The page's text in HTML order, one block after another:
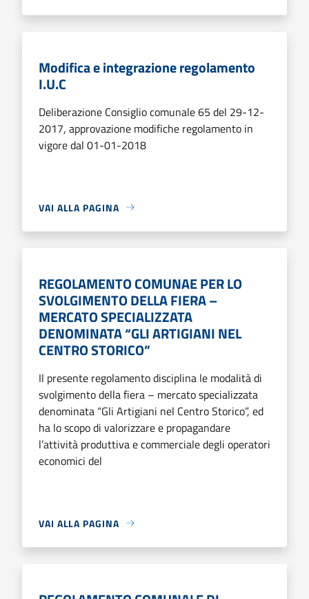
Modifica e integrazione regolamento
I.U.C
Deliberazione Consiglio comunale 65 del 29-12-
2017, approvazione modifiche regolamento in
vigore dal 01-01-2018
VAI ALLA PAGINA
REGOLAMENTO COMUNAE PER LO
SVOLGIMENTO DELLA FIERA –
MERCATO SPECIALIZZATA
DENOMINATA “GLI ARTIGIANI NEL
CENTRO STORICO”
Il presente regolamento disciplina le modalità di
svolgimento della fiera – mercato specializzata
denominata “Gli Artigiani nel Centro Storico”, ed
ha lo scopo di valorizzare e propagandare
l’attività produttiva e commerciale degli operatori
economici del
VAI ALLA PAGINA